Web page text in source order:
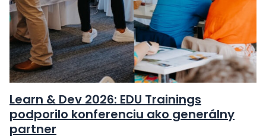
Learn & Dev 2026: EDU Trainings
podporilo konferenciu ako generálny
partner